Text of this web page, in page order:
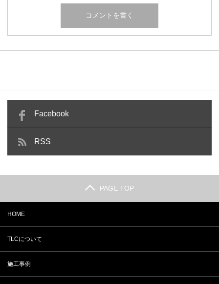
Facebook
RSS
PAGE TOP
HOME
TLCについて
施工事例